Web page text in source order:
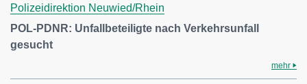
Polizeidirektion Neuwied/Rhein
POL-PDNR: Unfallbeteiligte nach Verkehrsunfall
gesucht
mehr